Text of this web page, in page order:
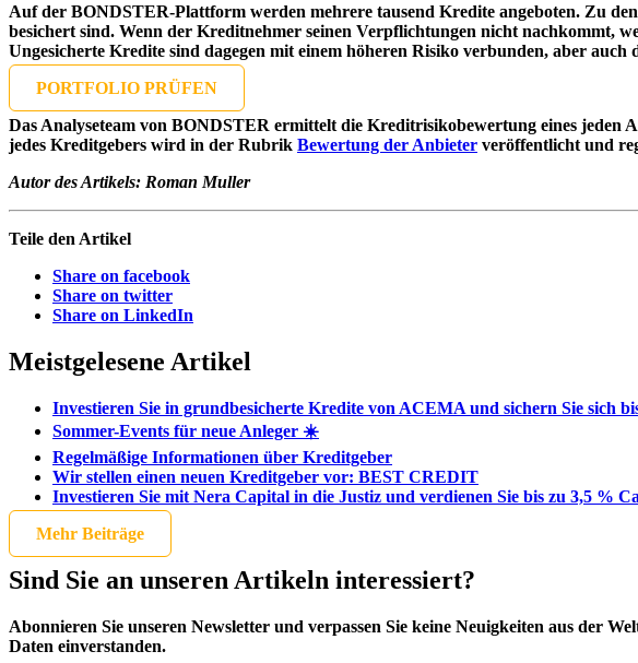
Auf der BONDSTER-Plattform werden mehrere tausend Kredite angeboten. Zu
besichert sind. Wenn der Kreditnehmer seinen Verpflichtungen nicht nachkommt,
Ungesicherte Kredite sind dagegen mit einem höheren Risiko verbunden, aber
PORTFOLIO PRÜFEN
Das Analyseteam von BONDSTER ermittelt die Kreditrisikobewertung eines
jedes Kreditgebers wird in der Rubrik Bewertung der Anbieter veröffentlicht und
Autor des Artikels: Roman Muller
Teile den Artikel
Share on facebook
Share on twitter
Share on LinkedIn
Meistgelesene Artikel
Investieren Sie in grundbesicherte Kredite von ACEMA und sichern Sie sich
Sommer-Events für neue Anleger ☀️
Regelmäßige Informationen über Kreditgeber
Wir stellen einen neuen Kreditgeber vor: BEST CREDIT
Investieren Sie mit Nera Capital in die Justiz und verdienen Sie bis zu 3,5 %
Mehr Beiträge
Sind Sie an unseren Artikeln interessiert?
Abonnieren Sie unseren Newsletter und verpassen Sie keine Neuigkeiten aus der
Daten einverstanden.